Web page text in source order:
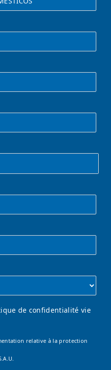
de confidentialité vie
relative à la protection